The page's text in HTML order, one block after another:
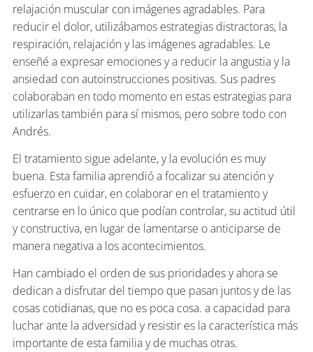
relajación muscular con imágenes agradables. Para
reducir el dolor, utilizábamos estrategias distractoras, la
respiración, relajación y las imágenes agradables. Le
enseñé a expresar emociones y a reducir la angustia y la
ansiedad con autoinstrucciones positivas. Sus padres
colaboraban en todo momento en estas estrategias para
utilizarlas también para sí mismos, pero sobre todo con
Andrés.
El tratamiento sigue adelante, y la evolución es muy
buena. Esta familia aprendió a focalizar su atención y
esfuerzo en cuidar, en colaborar en el tratamiento y
centrarse en lo único que podían controlar, su actitud útil
y constructiva, en lugar de lamentarse o anticiparse de
manera negativa a los acontecimientos.
Han cambiado el orden de sus prioridades y ahora se
dedican a disfrutar del tiempo que pasan juntos y de las
cosas cotidianas, que no es poca cosa. a capacidad para
luchar ante la adversidad y resistir es la característica más
importante de esta familia y de muchas otras.